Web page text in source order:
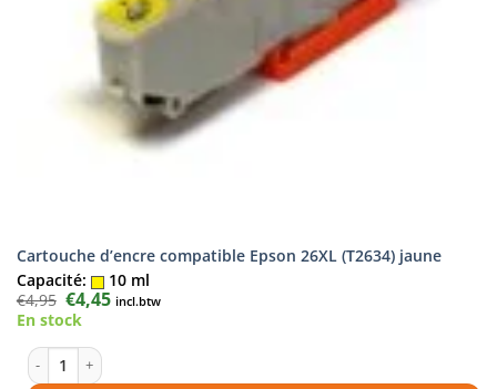
Cartouche d’encre compatible Epson 26XL (T2634) jaune
Capacité:
10 ml
€4,95 Le
prix
initial
€4,95.
€4,45Le
prix
incl.btw
En stock
quantité de Cartouche d'encre compatible Epson 26XL (T2634) jaune